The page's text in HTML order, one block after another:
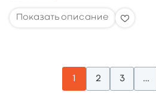
1 2 3 …